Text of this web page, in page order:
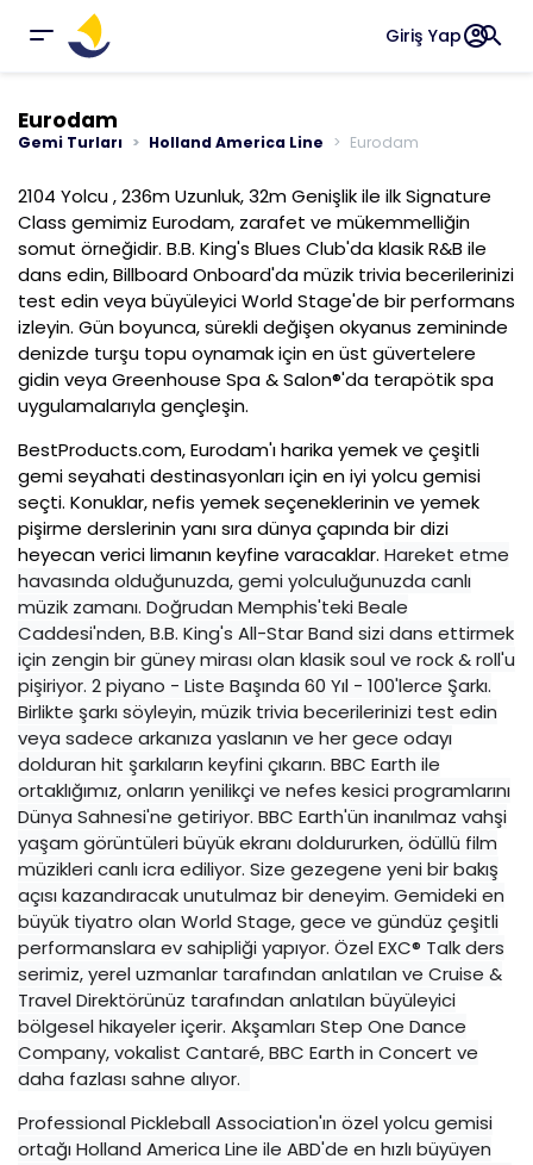
Giriş Yapaccount_circlesearch
Eurodam
Gemi Turları Holland America Line Eurodam
2104 Yolcu , 236m Uzunluk, 32m Genişlik ile ilk Signature
Class gemimiz Eurodam, zarafet ve mükemmelliğin
somut örneğidir. B.B. King's Blues Club'da klasik R&B ile
dans edin, Billboard Onboard'da müzik trivia becerilerinizi
test edin veya büyüleyici World Stage'de bir performans
izleyin. Gün boyunca, sürekli değişen okyanus zemininde
denizde turşu topu oynamak için en üst güvertelere
gidin veya Greenhouse Spa & Salon®'da terapötik spa
uygulamalarıyla gençleşin.
BestProducts.com, Eurodam'ı harika yemek ve çeşitli
gemi seyahati destinasyonları için en iyi yolcu gemisi
seçti. Konuklar, nefis yemek seçeneklerinin ve yemek
pişirme derslerinin yanı sıra dünya çapında bir dizi
heyecan verici limanın keyfine varacaklar. Hareket etme
havasında olduğunuzda, gemi yolculuğunuzda canlı
müzik zamanı. Doğrudan Memphis'teki Beale
Caddesi'nden, B.B. King's All-Star Band sizi dans ettirmek
için zengin bir güney mirası olan klasik soul ve rock & roll'u
pişiriyor. 2 piyano - Liste Başında 60 Yıl - 100'lerce Şarkı.
Birlikte şarkı söyleyin, müzik trivia becerilerinizi test edin
veya sadece arkanıza yaslanın ve her gece odayı
dolduran hit şarkıların keyfini çıkarın. BBC Earth ile
ortaklığımız, onların yenilikçi ve nefes kesici programlarını
Dünya Sahnesi'ne getiriyor. BBC Earth'ün inanılmaz vahşi
yaşam görüntüleri büyük ekranı doldururken, ödüllü film
müzikleri canlı icra ediliyor. Size gezegene yeni bir bakış
açısı kazandıracak unutulmaz bir deneyim. Gemideki en
büyük tiyatro olan World Stage, gece ve gündüz çeşitli
performanslara ev sahipliği yapıyor. Özel EXC® Talk ders
serimiz, yerel uzmanlar tarafından anlatılan ve Cruise &
Travel Direktörünüz tarafından anlatılan büyüleyici
bölgesel hikayeler içerir. Akşamları Step One Dance
Company, vokalist Cantaré, BBC Earth in Concert ve
daha fazlası sahne alıyor.
Professional Pickleball Association'ın özel yolcu gemisi
ortağı Holland America Line ile ABD'de en hızlı büyüyen